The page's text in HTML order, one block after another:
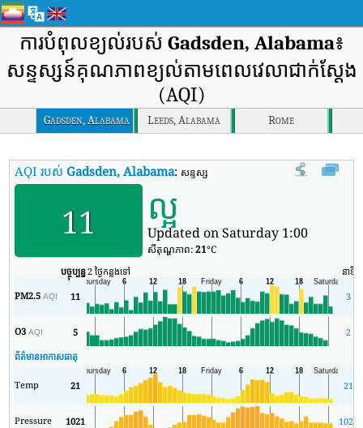
ការបំពុលខ្យល់របស់ Gadsden, Alabama៖
សន្ទស្សន៍គុណភាពខ្យល់តាមពេលវេលាជាក់ស្តែង
(AQI)
Gadsden, Alabama Leeds, Alabama Rome
AQI របស់Gadsden, Alabama: សន្ទស្សន៍គុណភាពខ្យល់តាមពេលវេលាពិតរបស់
11 ល្អ
Updated on Saturday 1:00
សីតុណ្ហភាព:21°C
បច្ចុប្បន្ន2 ថ្ងៃកន្លងទៅ នាទី
PM2.5AQI 11 3
O3AQI 5
2
ព័ត៌មានអាកាសធាតុ
Temp 21 21
Pressure 1021 1020